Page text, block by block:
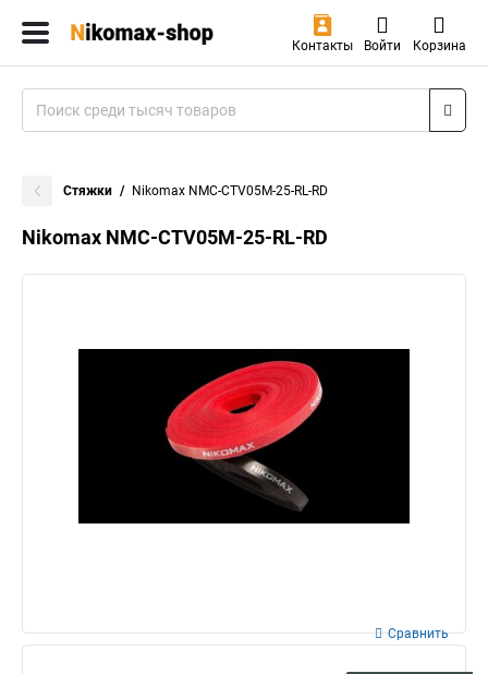
Контакты Войти Корзина
Стяжки Nikomax NMC-CTV05M-25-RL-RD
Nikomax NMC-CTV05M-25-RL-RD
Сравнить